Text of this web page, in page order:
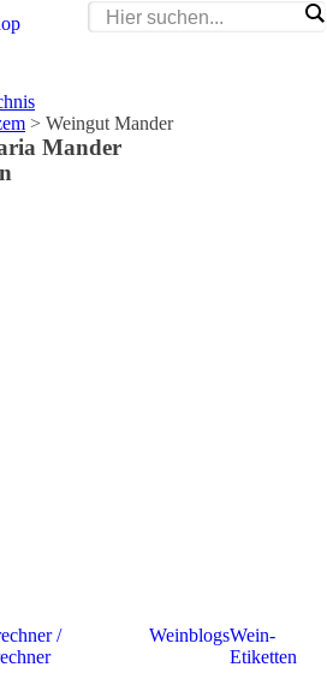
> Weingut Mander
Mander
/
WeinblogsWein-
Etiketten